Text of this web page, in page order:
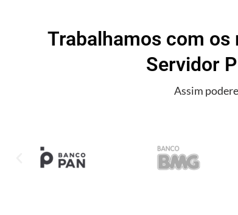
Trabalhamos com os
Servidor
Assim